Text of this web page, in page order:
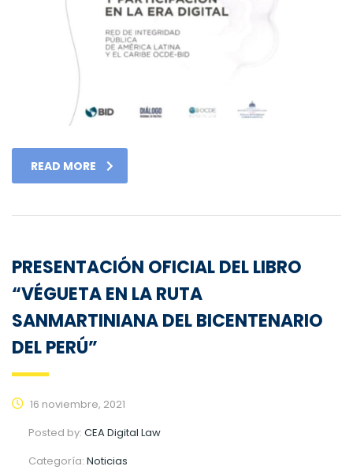
READ MORE
PRESENTACIÓN OFICIAL DEL LIBRO
“VÉGUETA EN LA RUTA
SANMARTINIANA DEL BICENTENARIO
DEL PERÚ”
16 noviembre, 2021
Posted by: CEA Digital Law
Categoría: Noticias